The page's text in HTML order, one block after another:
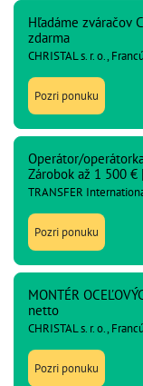
Hľadáme zváračov
zdarma
CHRISTAL s. r. o.,
Pozri ponuku
Operátor/
Zárobok až 1 500
TRANSFER
Pozri ponuku
MONTÉR
netto
CHRISTAL s. r. o.,
Pozri ponuku